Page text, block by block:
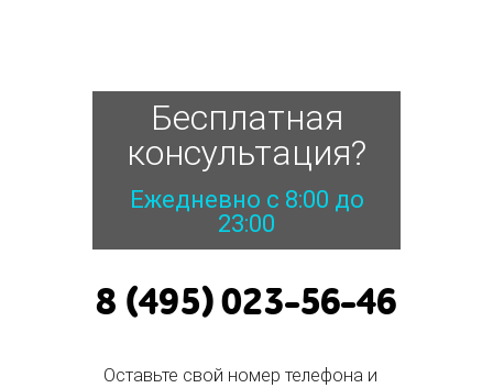
Бесплатная
консультация?
Ежедневно с 8:00 до
23:00
8 (495) 023-56-46
Оставьте свой номер телефона и